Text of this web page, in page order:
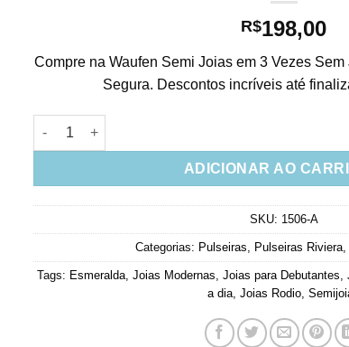
R$198,00
Compre na Waufen Semi Joias em 3 Vezes
Segura. Descontos incríveis até
Pulseira Riviera Baguete Com Zirconias Esmeralda
ADICIONAR AO
SKU: 1506-A
Categorias: Pulseiras Pulseiras Riviera
Tags: Esmeralda, Joias Modernas Joias para Debutantes
a dia Joias Rodio